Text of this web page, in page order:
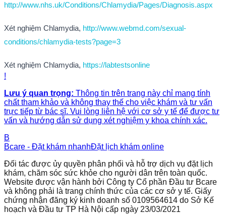
http://www.nhs.uk/Conditions/Chlamydia/Pages/Diagnosis.aspx
Xét nghiệm Chlamydia, http://www.webmd.com/sexual-
conditions/chlamydia-tests?page=3
Xét nghiệm Chlamydia, https://labtestsonline
!
Lưu ý quan trọng: Thông tin trên trang này chỉ mang tính
chất tham khảo và không thay thế cho việc khám và tư vấn
trực tiếp từ bác sĩ. Vui lòng liên hệ với cơ sở y tế để được tư
vấn và hướng dẫn sử dụng xét nghiệm y khoa chính xác.
B
Bcare - Đặt khám nhanhĐặt lịch khám online
Đối tác được ủy quyền phân phối và hỗ trợ dịch vụ đặt lịch
khám, chăm sóc sức khỏe cho người dân trên toàn quốc.
Website được vận hành bởi Công ty Cổ phần Đầu tư Bcare
và không phải là trang chính thức của các cơ sở y tế. Giấy
chứng nhận đăng ký kinh doanh số 0109564614 do Sở Kế
hoạch và Đầu tư TP Hà Nội cấp ngày 23/03/2021